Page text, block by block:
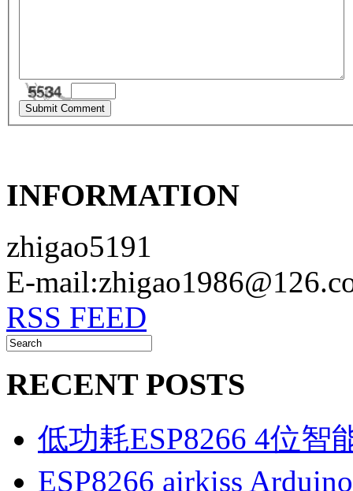
INFORMATION
zhigao5191
E-
RSS FEED
RECENT POSTS
低功耗ESP8266 4位智
ESP8266 airkiss